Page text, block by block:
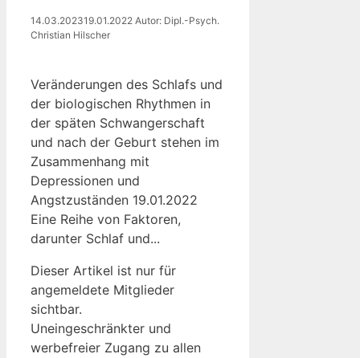
14.03.202319.01.2022 Autor: Dipl.-Psych.
Christian Hilscher
Veränderungen des Schlafs und
der biologischen Rhythmen in
der späten Schwangerschaft
und nach der Geburt stehen im
Zusammenhang mit
Depressionen und
Angstzuständen 19.01.2022
Eine Reihe von Faktoren,
darunter Schlaf und...
Dieser Artikel ist nur für
angemeldete Mitglieder
sichtbar.
Uneingeschränkter und
werbefreier Zugang zu allen